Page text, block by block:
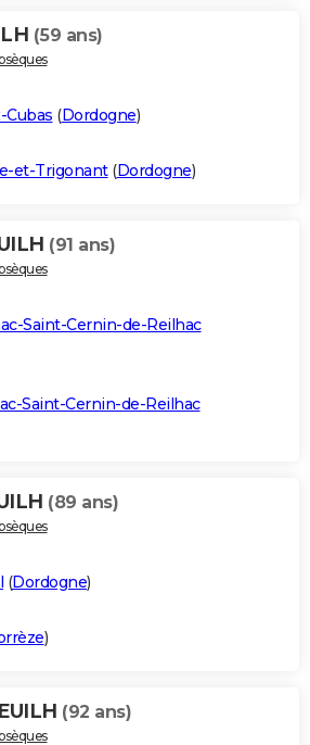
(59 ans)
Cubas (Dordogne)
et-Trigonant(Dordogne)
(91 ans)
Saint-Cernin-de-Reilhac
Saint-Cernin-de-Reilhac
(89 ans)
(Dordogne)
)
(92 ans)